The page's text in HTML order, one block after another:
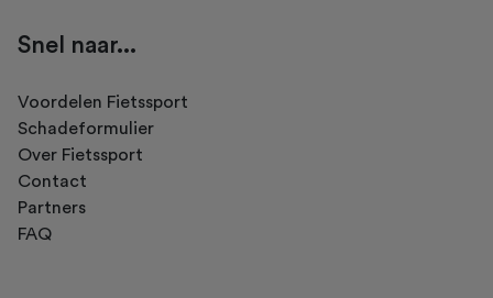
Snel naar...
Voordelen Fietssport
Schadeformulier
Over Fietssport
Contact
Partners
FAQ